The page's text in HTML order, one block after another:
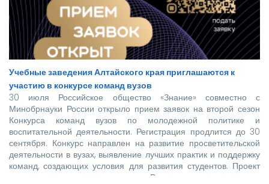
Учебные заведения Алтайского края приглашаются к
участию в конкурсе команд вузов
30 июля Российское общество «Знание» совместно с
Минобрнауки России открыло прием заявок на второй сезон
Конкурса команд вузов по молодежной политике и
воспитательной деятельности. Регистрация продлится до 30
сентября. Конкурс направлен на развитие просветительской
деятельности в вузах, выявление лучших практик и поддержку
команд, создающих условия для развития студентов. Проект
реализуется при поддержке Росмолодежи в рамках